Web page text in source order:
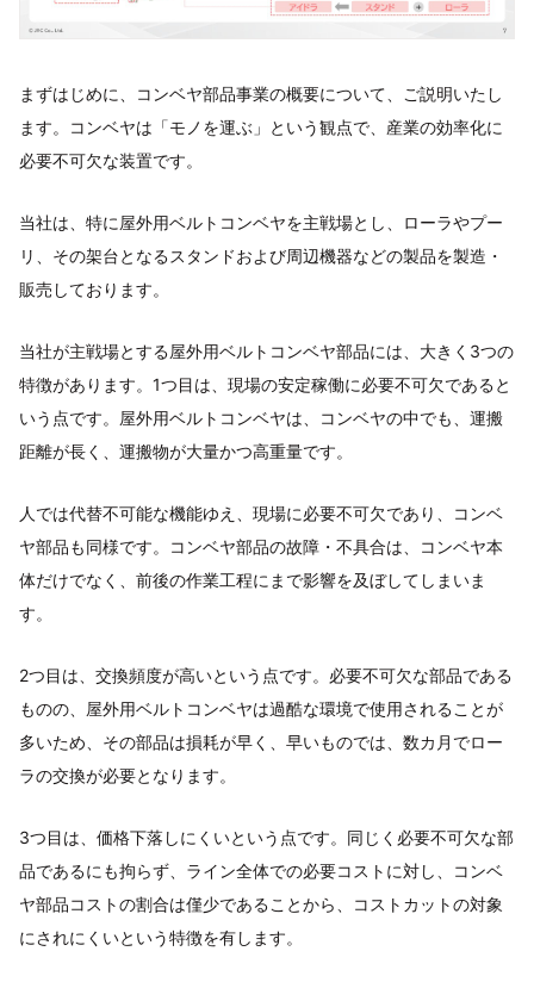
まずはじめに、コンベヤ部品事業の概要について、ご説明いたし
ます。コンベヤは「モノを運ぶ」という観点で、産業の効率化に
必要不可欠な装置です。
当社は、特に屋外用ベルトコンベヤを主戦場とし、ローラやプー
リ、その架台となるスタンドおよび周辺機器などの製品を製造・
販売しております。
当社が主戦場とする屋外用ベルトコンベヤ部品には、大きく3つの
特徴があります。1つ目は、現場の安定稼働に必要不可欠であると
いう点です。屋外用ベルトコンベヤは、コンベヤの中でも、運搬
距離が長く、運搬物が大量かつ高重量です。
人では代替不可能な機能ゆえ、現場に必要不可欠であり、コンベ
ヤ部品も同様です。コンベヤ部品の故障・不具合は、コンベヤ本
体だけでなく、前後の作業工程にまで影響を及ぼしてしまいま
す。
2つ目は、交換頻度が高いという点です。必要不可欠な部品である
ものの、屋外用ベルトコンベヤは過酷な環境で使用されることが
多いため、その部品は損耗が早く、早いものでは、数カ月でロー
ラの交換が必要となります。
3つ目は、価格下落しにくいという点です。同じく必要不可欠な部
品であるにも拘らず、ライン全体での必要コストに対し、コンベ
ヤ部品コストの割合は僅少であることから、コストカットの対象
にされにくいという特徴を有します。